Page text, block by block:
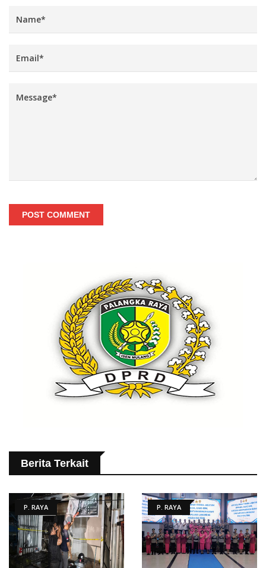
POST COMMENT
Berita Terkait
P. RAYA P. RAYA